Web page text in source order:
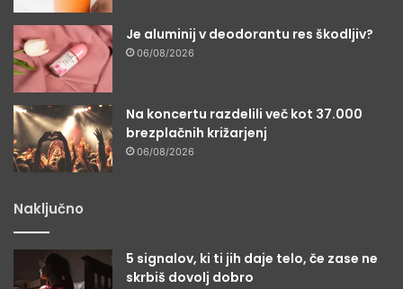
Je aluminij v deodorantu res škodljiv?
06/08/2026
Na koncertu razdelili več kot 37.000
brezplačnih križarjenj
06/08/2026
Naključno
5 signalov, ki ti jih daje telo, če zase ne
skrbiš dovolj dobro